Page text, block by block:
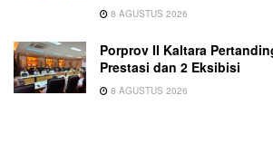
8 AGUSTUS 2026
Porprov II Kaltara
Prestasi dan 2 Eksibisi
8 AGUSTUS 2026